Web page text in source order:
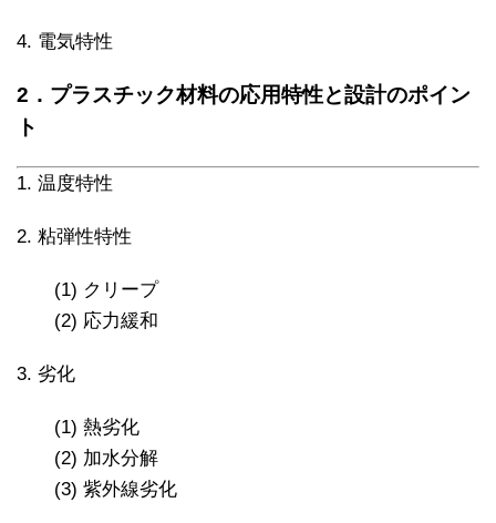
4. 電気特性
2．プラスチック材料の応用特性と設計のポイン
ト
1. 温度特性
2. 粘弾性特性
(1) クリープ
(2) 応力緩和
3. 劣化
(1) 熱劣化
(2) 加水分解
(3) 紫外線劣化